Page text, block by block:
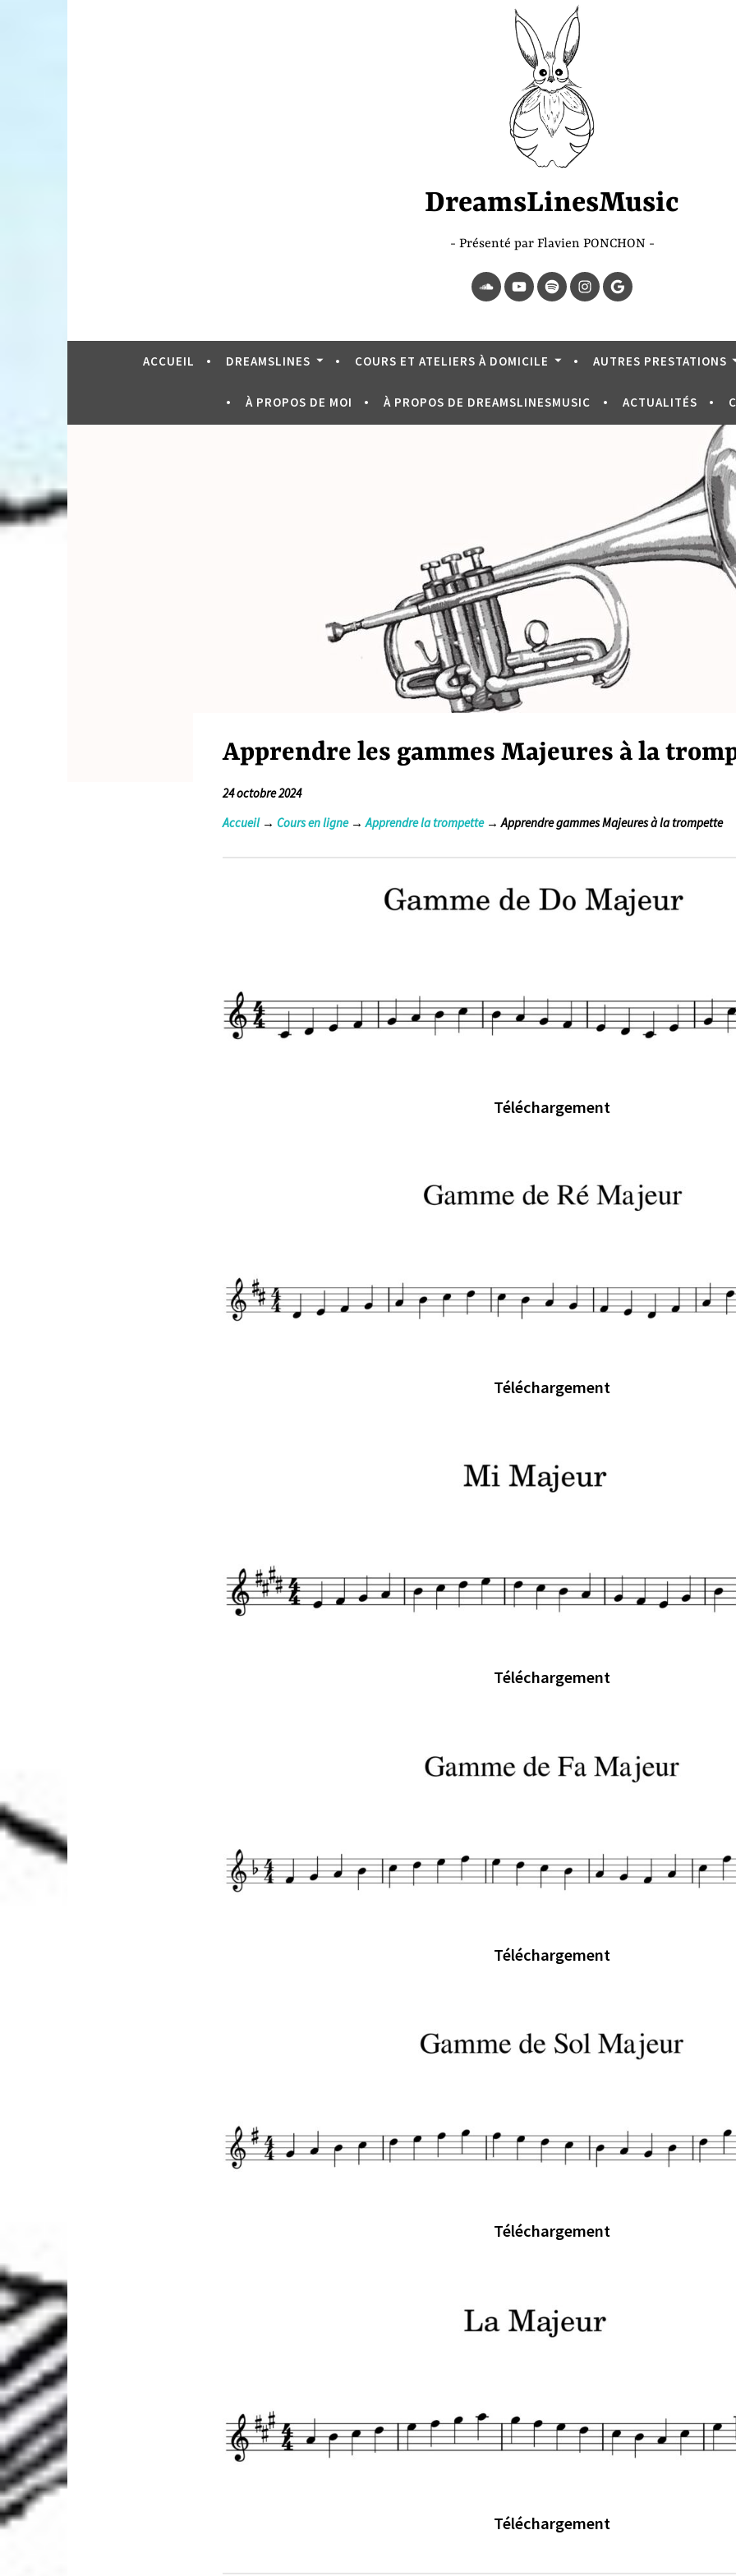
DreamsLinesMusic
Présenté par Flavien PONCHON
SoundCloud
YouTubeSpotifyInstagram
Page
Google
ACCUEIL DREAMSLINES COURS ET ATELIERS À DOMICILE AUTRES PRESTATIONS
À PROPOS DE MOI À PROPOS DE DREAMSLINESMUSIC ACTUALITÉS
Apprendre les gammes Majeures à la
24 octobre 2024
Accueil→ Cours en ligne→ Apprendre la trompette→ Apprendre gammes Majeures à la trompette
Téléchargement
Téléchargement
Téléchargement
Téléchargement
Téléchargement
Téléchargement